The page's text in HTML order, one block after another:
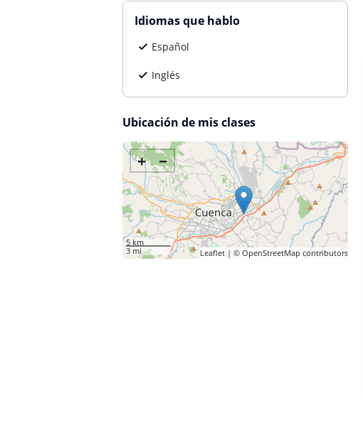
Idiomas que hablo
Español
Inglés
Ubicación de mis clases
+ −
5 km
3 mi
Leaflet | ©OpenStreetMap contributors